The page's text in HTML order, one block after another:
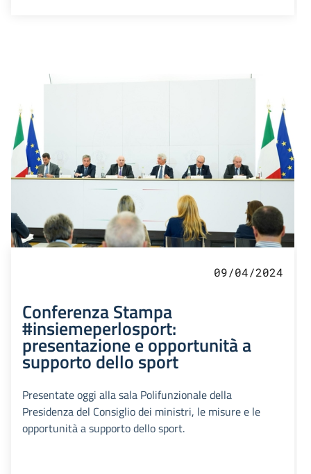
09/04/2024
Conferenza Stampa
#insiemeperlosport:
presentazione e opportunità a
supporto dello sport
Presentate oggi alla sala Polifunzionale della
Presidenza del Consiglio dei ministri, le misure e le
opportunità a supporto dello sport.